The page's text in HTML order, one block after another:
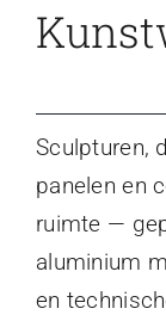
Sculpturen,
panelen en
ruimte —
aluminium
en